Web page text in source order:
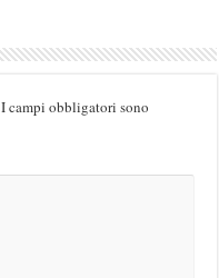
I campi obbligatori sono